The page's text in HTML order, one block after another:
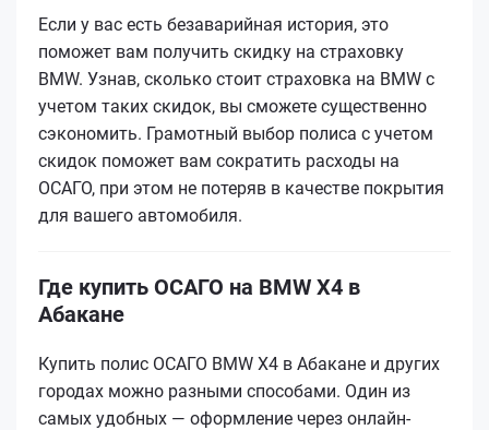
Если у вас есть безаварийная история, это
поможет вам получить скидку на страховку
BMW. Узнав, сколько стоит страховка на BMW с
учетом таких скидок, вы сможете существенно
сэкономить. Грамотный выбор полиса с учетом
скидок поможет вам сократить расходы на
ОСАГО, при этом не потеряв в качестве покрытия
для вашего автомобиля.
Где купить ОСАГО на BMW X4 в
Абакане
Купить полис ОСАГО BMW X4 в Абакане и других
городах можно разными способами. Один из
самых удобных — оформление через онлайн-